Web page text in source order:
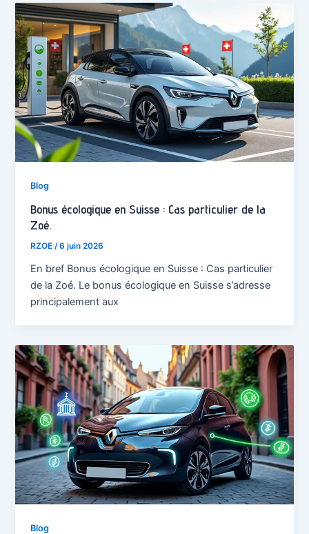
Blog
Bonus écologique en Suisse : Cas particulier de la
Zoé.
RZOE/6 juin 2026
En bref Bonus écologique en Suisse : Cas particulier
de la Zoé. Le bonus écologique en Suisse s’adresse
principalement aux
Blog